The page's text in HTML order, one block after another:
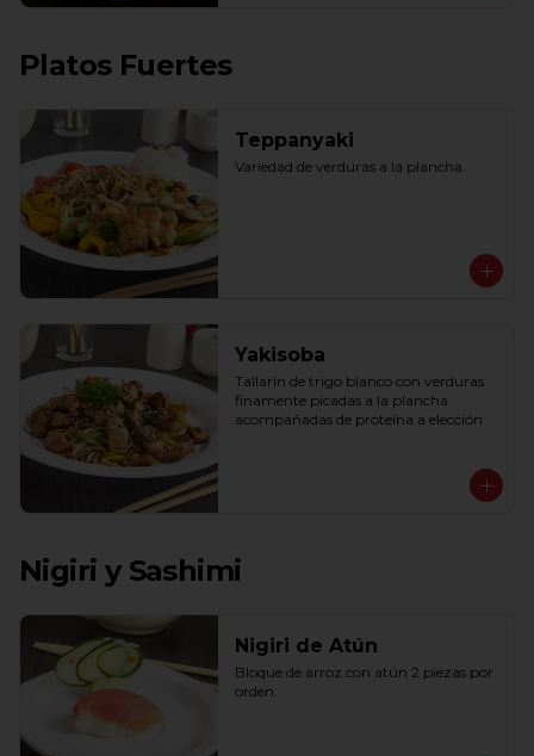
Platos Fuertes
Teppanyaki
Variedad de verduras a la plancha.
Yakisoba
Tallarín de trigo blanco con verduras
finamente picadas a la plancha
acompañadas de proteína a elección
Nigiri y Sashimi
Nigiri de Atún
Bloque de arroz con atún 2 piezas por
orden.